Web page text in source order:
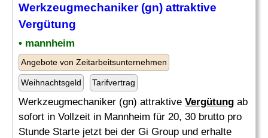
Werkzeugmechaniker (gn) attraktive
Vergütung
• mannheim
Angebote von Zeitarbeitsunternehmen
Weihnachtsgeld Tarifvertrag
Werkzeugmechaniker (gn) attraktive Vergütung ab
sofort in Vollzeit in Mannheim für 20, 30 brutto pro
Stunde Starte jetzt bei der Gi Group und erhalte